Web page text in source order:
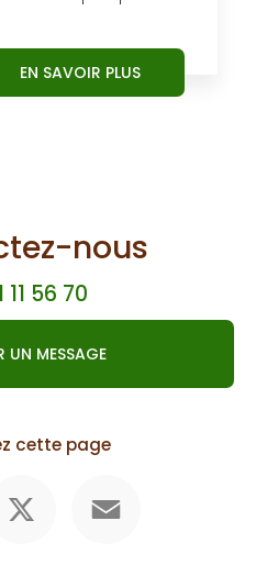
EN SAVOIR PLUS
nous
11 56 70
UN MESSAGE
cette page